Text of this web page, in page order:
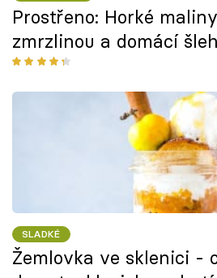
Prostřeno: Horké
zmrzlinou a domácí
SLADKÉ
Žemlovka ve sklenici -